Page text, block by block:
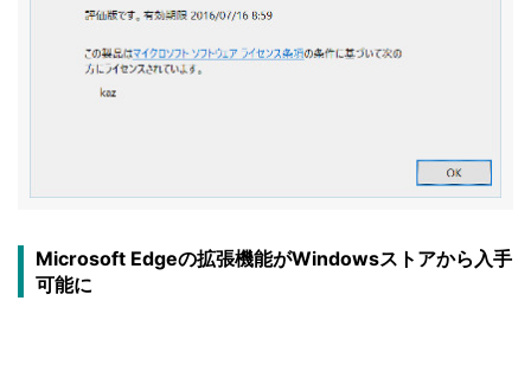
Microsoft Edgeの拡張機能がWindowsストアから入手
可能に